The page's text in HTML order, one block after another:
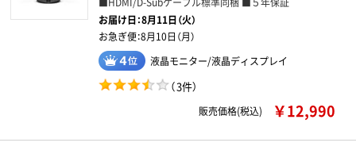
お届け日：8月11日（火）
お急ぎ便：8月10日（月）
液晶モニター/液晶ディスプレイ
（3件）
販売価格(税込) ￥12,990